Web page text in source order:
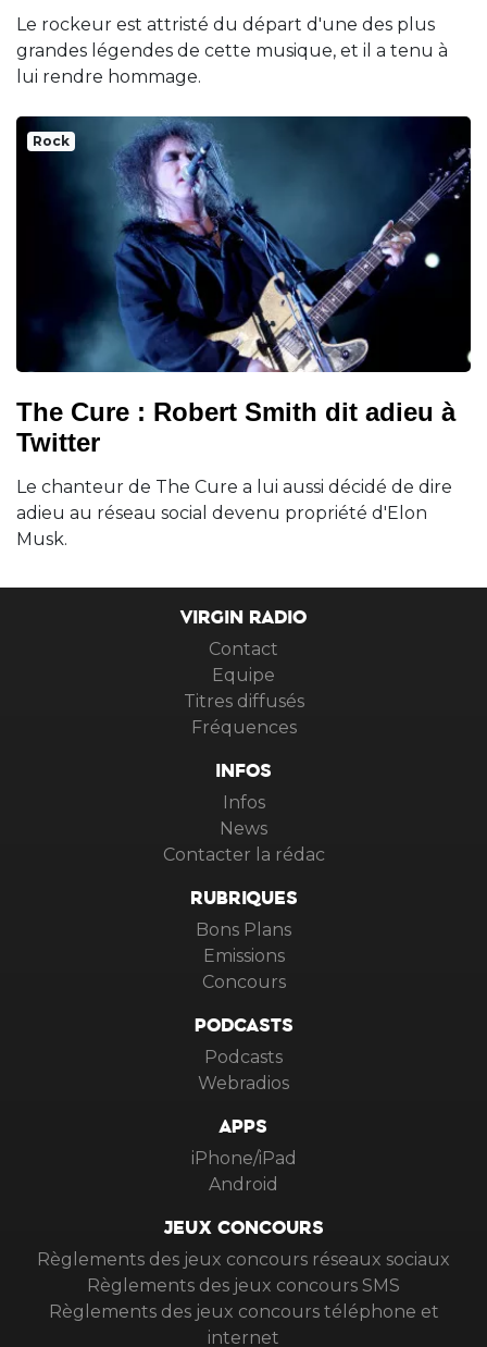
Le rockeur est attristé du départ d'une des plus
grandes légendes de cette musique, et il a tenu à
lui rendre hommage.
Rock
The Cure : Robert Smith dit adieu à
Twitter
Le chanteur de The Cure a lui aussi décidé de dire
adieu au réseau social devenu propriété d'Elon
Musk.
VIRGIN RADIO
Contact
Equipe
Titres diffusés
Fréquences
INFOS
Infos
News
Contacter la rédac
RUBRIQUES
Bons Plans
Emissions
Concours
PODCASTS
Podcasts
Webradios
APPS
iPhone/iPad
Android
JEUX CONCOURS
Règlements des jeux concours réseaux sociaux
Règlements des jeux concours SMS
Règlements des jeux concours téléphone et
internet